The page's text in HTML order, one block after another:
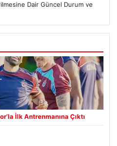
Dair Güncel Durum ve
İlk Antrenmanına Çıktı